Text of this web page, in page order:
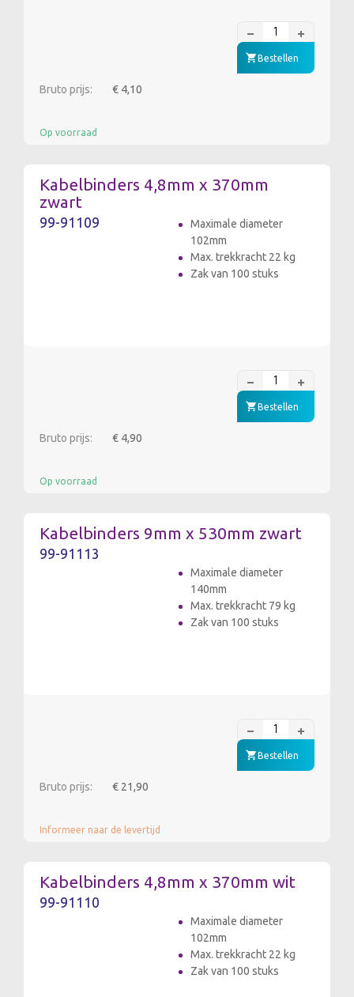
Bestellen
Bruto prijs: € 4,10
Op voorraad
Kabelbinders 4,8mm x 370mm
zwart
99-91109
Maximale diameter
102mm
Max. trekkracht 22 kg
Zak van 100 stuks
Bestellen
Bruto prijs: € 4,90
Op voorraad
Kabelbinders 9mm x 530mm zwart
99-91113
Maximale diameter
140mm
Max. trekkracht 79 kg
Zak van 100 stuks
Bestellen
Bruto prijs: € 21,90
Informeer naar de levertijd
Kabelbinders 4,8mm x 370mm wit
99-91110
Maximale diameter
102mm
Max. trekkracht 22 kg
Zak van 100 stuks